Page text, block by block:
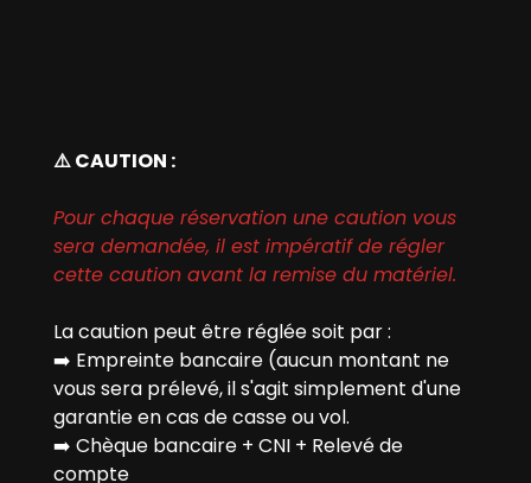
⚠️ CAUTION :
Pour chaque réservation une caution vous
sera demandée, il est impératif de régler
cette caution avant la remise du matériel.
La caution peut être réglée soit par :
➡️ Empreinte bancaire (aucun montant ne
vous sera prélevé, il s'agit simplement d'une
garantie en cas de casse ou vol.
➡️ Chèque bancaire + CNI + Relevé de
compte